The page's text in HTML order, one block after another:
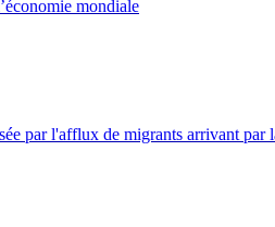
mondiale
par l'afflux de migrants arrivant par